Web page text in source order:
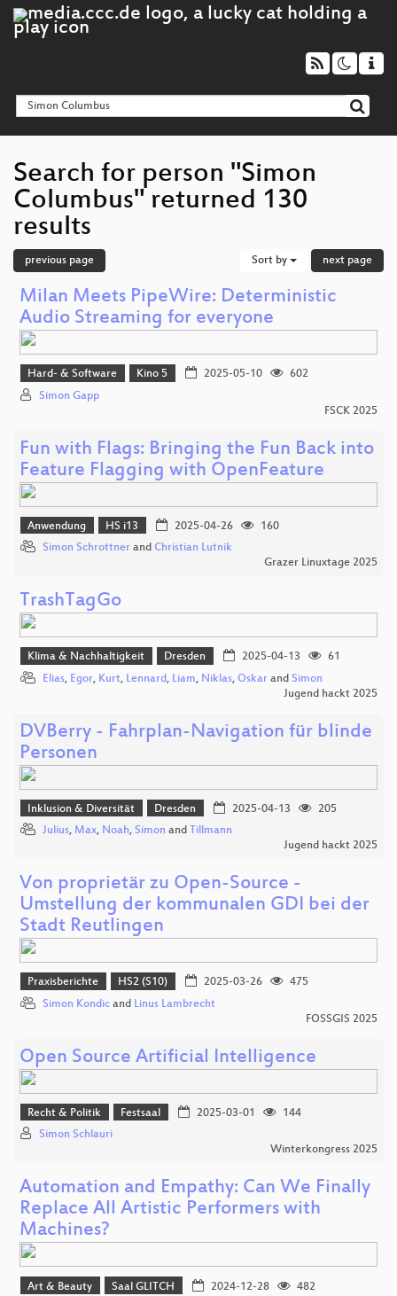
Search for person "Simon
Columbus" returned 130
results
previous page Sort by next page
Milan Meets PipeWire: Deterministic
Audio Streaming for everyone
Hard- & Software Kino 5 2025-05-10
602
Simon Gapp
FSCK 2025
Fun with Flags: Bringing the Fun Back into
Feature Flagging with OpenFeature
Anwendung HS i13 2025-04-26
160
Simon Schrottner and Christian Lutnik
Grazer Linuxtage 2025
TrashTagGo
Klima & Nachhaltigkeit Dresden 2025-04-13
61
Elias, Egor, Kurt, Lennard, Liam, Niklas, Oskar and Simon
Jugend hackt 2025
DVBerry - Fahrplan-Navigation für blinde
Personen
Inklusion & Diversität Dresden 2025-04-13
205
Julius, Max, Noah, Simon and Tillmann
Jugend hackt 2025
Von proprietär zu Open-Source -
Umstellung der kommunalen GDI bei der
Stadt Reutlingen
Praxisberichte HS2 (S10) 2025-03-26
475
Simon Kondic and Linus Lambrecht
FOSSGIS 2025
Open Source Artificial Intelligence
Recht & Politik Festsaal 2025-03-01
144
Simon Schlauri
Winterkongress 2025
Automation and Empathy: Can We Finally
Replace All Artistic Performers with
Machines?
Art & Beauty Saal GLITCH 2024-12-28
482